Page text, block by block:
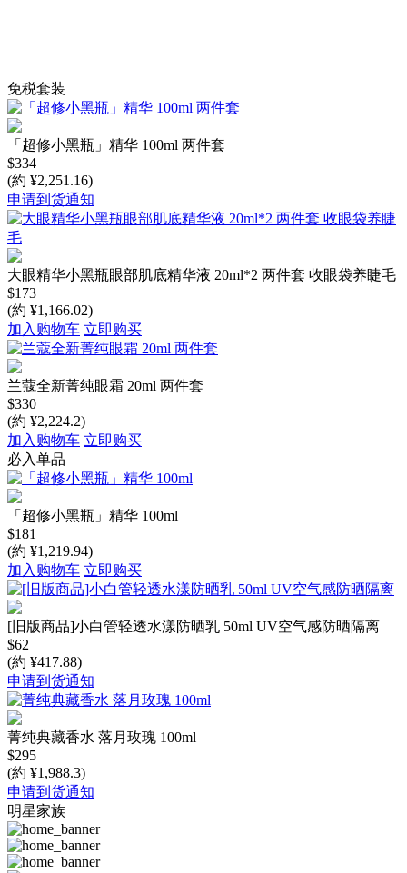
免税套装
「超修小黑瓶」精华 100ml 两件套
$334
(約 ¥2,251.16)
申请到货通知
大眼精华小黑瓶眼部肌底精华液 20ml*2 两件套 收眼袋养睫毛
$173
(約 ¥1,166.02)
加入购物车 立即购买
兰蔻全新菁纯眼霜 20ml 两件套
$330
(約 ¥2,224.2)
加入购物车 立即购买
必入单品
「超修小黑瓶」精华 100ml
$181
(約 ¥1,219.94)
加入购物车 立即购买
[旧版商品]小白管轻透水漾防晒乳 50ml UV空气感防晒隔离
$62
(約 ¥417.88)
申请到货通知
菁纯典藏香水 落月玫瑰 100ml
$295
(約 ¥1,988.3)
申请到货通知
明星家族